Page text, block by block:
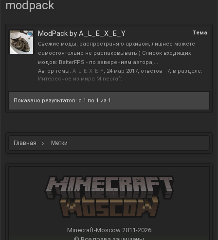
modpack
Тема
ModPack by A_L_E_X_E_Y
Свежие моды, распространяю архивом, лишнее можете
самостоятельно не распаковывать:) Список входящих
модов: BetterFPS - по заверениям автора,...
Автор темы: A_L_E_X_E_Y, 24 мар 2017, ответов - 7, в разделе:
Интересное из мира Minecraft
Показано результатов: с 1 по 1 из 1.
Главная Метки
Minecraft-Moscow 2011-2026